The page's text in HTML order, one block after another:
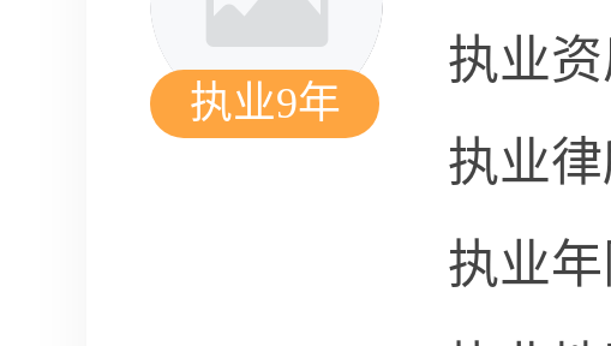
执业9年
执业资
执业律
执业年